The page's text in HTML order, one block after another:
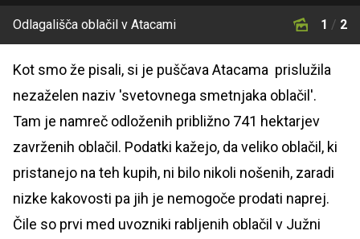
Odlagališča oblačil v Atacami 1 / 2
Kot smo že pisali, si je puščava Atacama prislužila
nezaželen naziv 'svetovnega smetnjaka oblačil'.
Tam je namreč odloženih približno 741 hektarjev
zavrženih oblačil. Podatki kažejo, da veliko oblačil, ki
pristanejo na teh kupih, ni bilo nikoli nošenih, zaradi
nizke kakovosti pa jih je nemogoče prodati naprej.
Čile so prvi med uvozniki rabljenih oblačil v Južni